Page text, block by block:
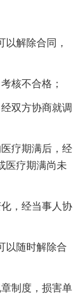
解除合同，
核不合格；
双方协商就调
疗期满后，经
医疗期满尚未
，经当事人协
随时解除合
制度，损害单